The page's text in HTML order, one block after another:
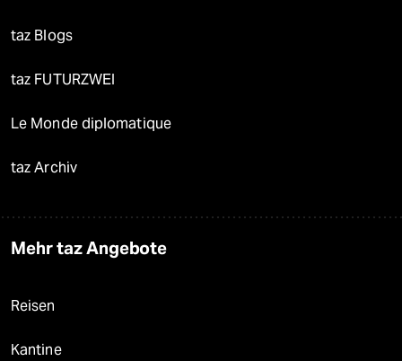
taz Blogs
taz FUTURZWEI
Le Monde diplomatique
taz Archiv
Mehr taz Angebote
Reisen
Kantine